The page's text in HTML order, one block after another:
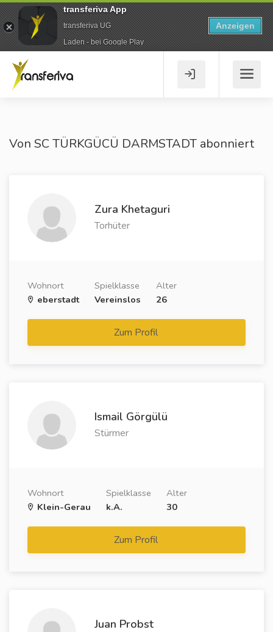
Von SC TÜRKGÜCÜ DARMSTADT abonniert
Zura Khetaguri
Torhüter
Wohnort
eberstadt
Spielklasse
Vereinslos
Alter
26
Zum Profil
Ismail Görgülü
Stürmer
Wohnort
Klein-Gerau
Spielklasse
k.A.
Alter
30
Zum Profil
Juan Probst
transferiva App
transferiva UG
Laden - bei Google Play
Anzeigen